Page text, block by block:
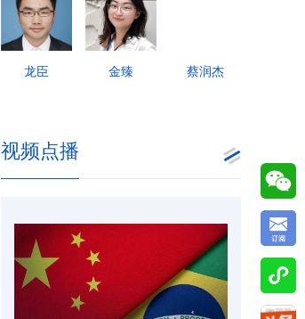
龙臣 金臻 蔡润杰
视频点播